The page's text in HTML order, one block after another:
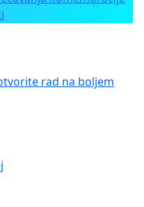
rad na boljem